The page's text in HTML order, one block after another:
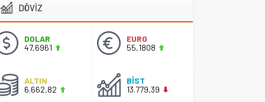
DÖVİZ
DOLAR
47,6961
EURO
55,1808
ALTIN
6.662,82
BİST
13.779,39